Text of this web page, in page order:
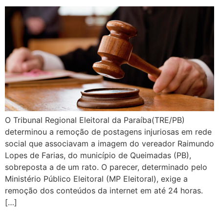
O Tribunal Regional Eleitoral da Paraíba(TRE/PB)
determinou a remoção de postagens injuriosas em rede
social que associavam a imagem do vereador Raimundo
Lopes de Farias, do município de Queimadas (PB),
sobreposta a de um rato. O parecer, determinado pelo
Ministério Público Eleitoral (MP Eleitoral), exige a
remoção dos conteúdos da internet em até 24 horas.
[…]